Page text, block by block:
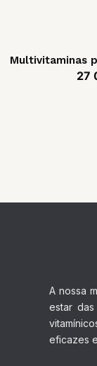
Multivitaminas
27
A nossa
estar
eficazes